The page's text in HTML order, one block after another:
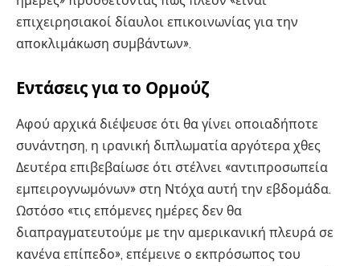
επιχειρησιακοί δίαυλοι επικοινωνίας για την
αποκλιμάκωση συμβάντων».
Εντάσεις για το Ορμούζ
Αφού αρχικά διέψευσε ότι θα γίνει οποιαδήποτε
συνάντηση, η ιρανική διπλωματία αργότερα χθες
Δευτέρα επιβεβαίωσε ότι στέλνει «αντιπροσωπεία
εμπειρογνωμόνων» στη Ντόχα αυτή την εβδομάδα.
Ωστόσο «τις επόμενες ημέρες δεν θα
διαπραγματευτούμε με την αμερικανική πλευρά σε
κανένα επίπεδο», επέμεινε ο εκπρόσωπος του